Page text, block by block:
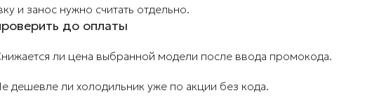
и занос нужно считать отдельно.
до оплаты
ли цена выбранной модели после ввода промокода.
дешевле ли холодильник уже по акции без кода.